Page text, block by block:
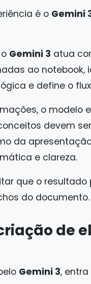
é o Gemini
Gemini 3 atua
ao notebook,
e define o
o modelo
devem
da
e clareza.
que o
do documento.
de
Gemini 3,